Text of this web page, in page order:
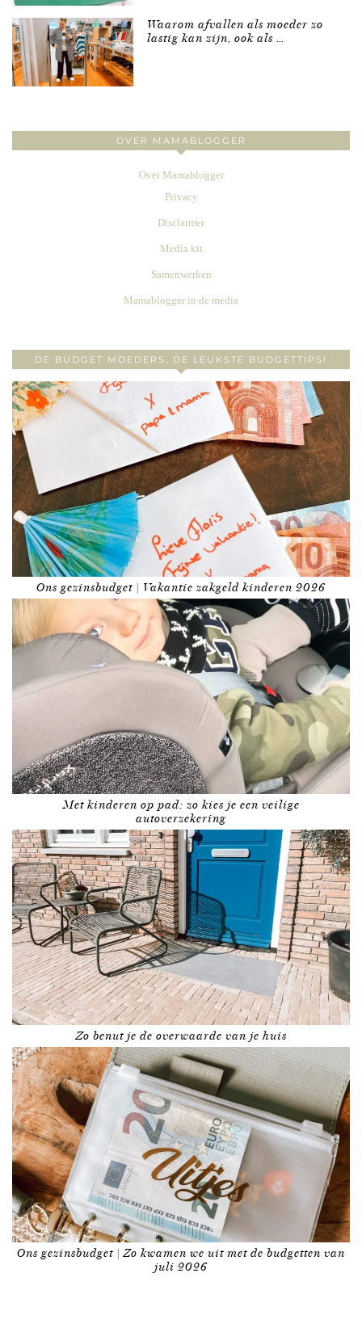
Waarom afvallen als moeder zo
lastig kan zijn, ook als …
OVER MAMABLOGGER
Over Mamablogger
Privacy
Disclaimer
Media kit
Samenwerken
Mamablogger in de media
DE BUDGET MOEDERS, DE LEUKSTE BUDGETTIPS!
Ons gezinsbudget | Vakantie zakgeld kinderen 2026
Met kinderen op pad: zo kies je een veilige
autoverzekering
Zo benut je de overwaarde van je huis
Ons gezinsbudget | Zo kwamen we uit met de budgetten van
juli 2026